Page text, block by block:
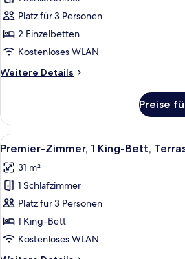
Zimmer,
2 Einzelbetten
anzeigen
Platz für 3 Personen
2 Einzelbetten
Kostenloses WLAN
Weitere Details
Weitere
Zimmer,
2 Einzelbetten
Preise
Alle
Fotos
für
Premier-
Zimmer,
1 King-
Bett,
Ein
7
Premier-Zimmer, 1 King-Bett,
31 m²
1 Schlafzimmer
Platz für 3 Personen
1 King-Bett
Kostenloses WLAN